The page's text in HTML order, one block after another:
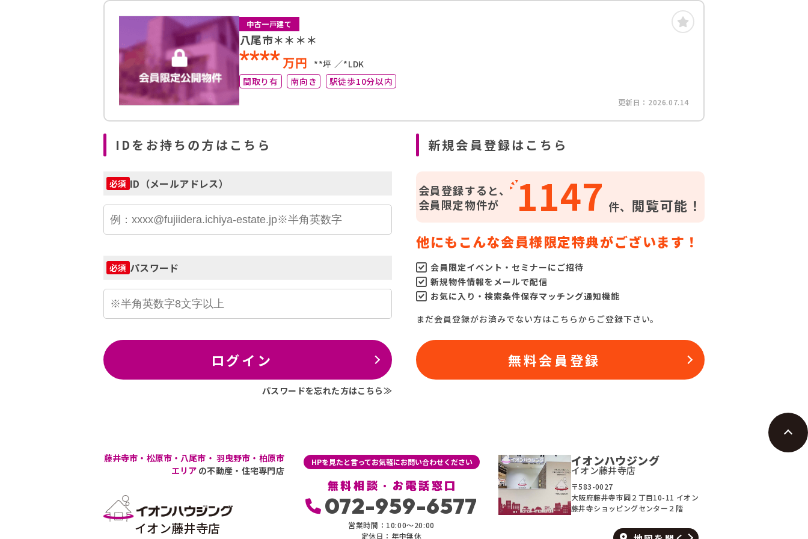
中古一戸建て
八尾市＊＊＊＊
****万円 **坪
*LDK
間取り有
南向き 駅徒歩10分以内
更新日：2026.07.14
IDをお持ちの方はこちら
必須 ID（メールアドレス）
必須 パスワード
ログイン
パスワードを忘れた方はこちら≫
新規会員登録はこちら
会員登録すると、
会員限定物件が
1147 件、 閲覧可能！
他にもこんな会員様限定特典がございます！
会員限定イベント・セミナーにご招待
新規物件情報をメールで配信
お気に入り・検索条件保存マッチング通知機能
まだ会員登録がお済みでない方はこちらからご登録下さい。
無料会員登録
藤井寺市・松原市・八尾市・ 羽曳野市・柏原市
エリア の不動産・住宅専門店
イオン藤井寺店
HPを見たと言ってお気軽にお問い合わせください
無料相談・お電話窓口
072-959-6577
営業時間：10:00〜20:00
定休日：年中無休
イオンハウジング
イオン藤井寺店
〒583-0027
大阪府藤井寺市岡２丁目10-11 イオン
藤井寺ショッピングセンター２階